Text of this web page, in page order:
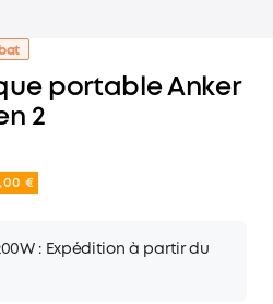
portable Anker
2
€
: Expédition à partir du